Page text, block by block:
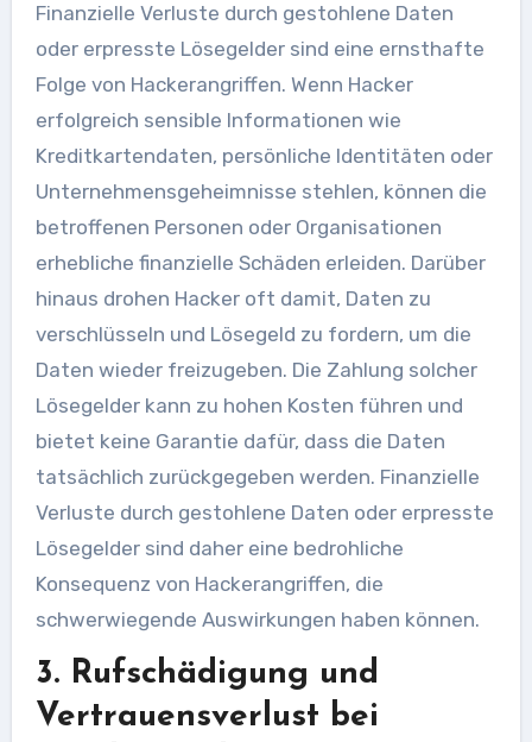
Finanzielle Verluste durch gestohlene Daten
oder erpresste Lösegelder sind eine ernsthafte
Folge von Hackerangriffen. Wenn Hacker
erfolgreich sensible Informationen wie
Kreditkartendaten, persönliche Identitäten oder
Unternehmensgeheimnisse stehlen, können die
betroffenen Personen oder Organisationen
erhebliche finanzielle Schäden erleiden. Darüber
hinaus drohen Hacker oft damit, Daten zu
verschlüsseln und Lösegeld zu fordern, um die
Daten wieder freizugeben. Die Zahlung solcher
Lösegelder kann zu hohen Kosten führen und
bietet keine Garantie dafür, dass die Daten
tatsächlich zurückgegeben werden. Finanzielle
Verluste durch gestohlene Daten oder erpresste
Lösegelder sind daher eine bedrohliche
Konsequenz von Hackerangriffen, die
schwerwiegende Auswirkungen haben können.
3. Rufschädigung und
Vertrauensverlust bei